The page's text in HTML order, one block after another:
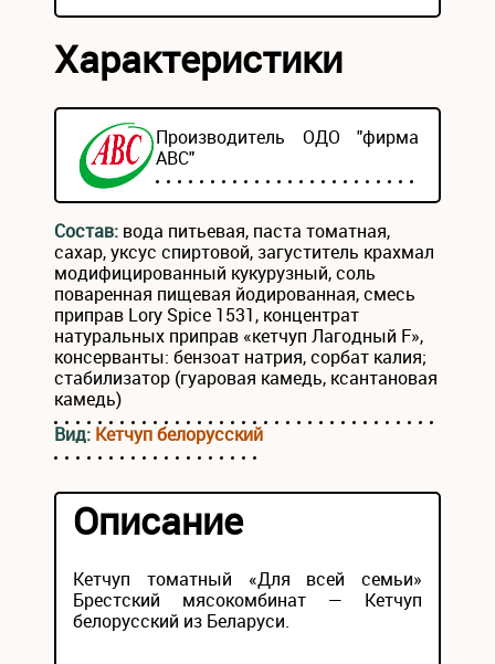
Характеристики
Производитель ОДО "фирма
АВС"
Состав: вода питьевая, паста томатная,
сахар, уксус спиртовой, загуститель крахмал
модифицированный кукурузный, соль
поваренная пищевая йодированная, смесь
приправ Lory Spice 1531, концентрат
натуральных приправ «кетчуп Лагодный F»,
консерванты: бензоат натрия, сорбат калия;
стабилизатор (гуаровая камедь, ксантановая
камедь)
Вид: Кетчуп белорусский
Описание
Кетчуп томатный «Для всей семьи»
Брестский мясокомбинат — Кетчуп
белорусский из Беларуси.